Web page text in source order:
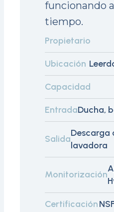
funcionando
tiempo.
Propietario
Ubicación
Capacidad
EntradaDucha,
Salida
Descarga
lavadora
Monitorización
Certificación